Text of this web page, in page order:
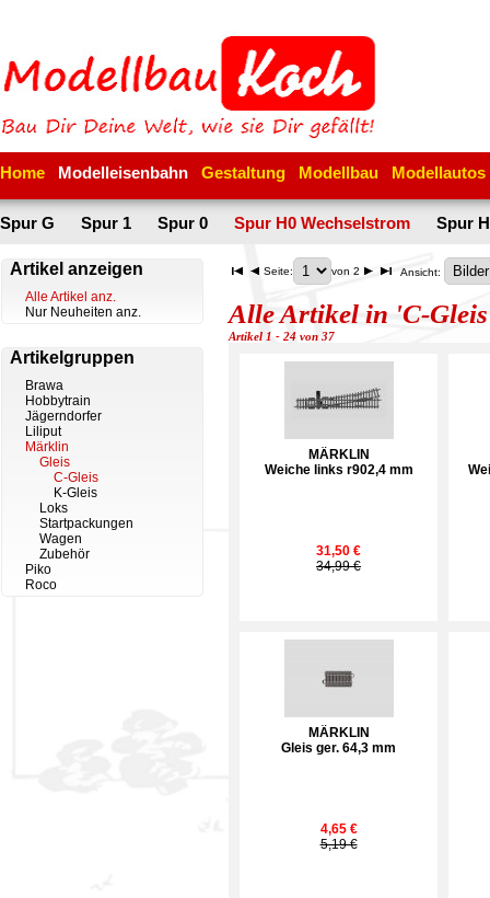
Home Modelleisenbahn Gestaltung Modellbau Modellautos
Spur G Spur 1 Spur 0 Spur H0 Wechselstrom Spur
Artikel anzeigen
Alle Artikel anz.
Nur Neuheiten anz.
Artikelgruppen
Brawa
Hobbytrain
Jägerndorfer
Liliput
Märklin
Gleis
C-Gleis
K-Gleis
Loks
Startpackungen
Wagen
Zubehör
Piko
Roco
Seite: von 2 Ansicht:
Alle Artikel in 'C-
Artikel 1 - 24 von 37
MÄRKLIN
Weiche links r902,4 mm
31,50 €
34,99 €
MÄRKLIN
Gleis ger. 64,3 mm
4,65 €
5,19 €